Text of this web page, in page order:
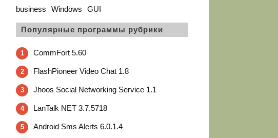
business
Windows GUI
Популярные программы рубрики
1 CommFort 5.60
2 FlashPioneer Video Chat 1.8
3 Jhoos Social Networking Service 1.1
4 LanTalk NET 3.7.5718
5 Android Sms Alerts 6.0.1.4